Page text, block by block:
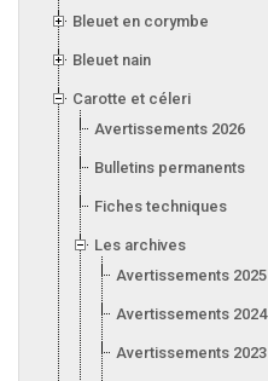
Bleuet en corymbe
Bleuet nain
Carotte et céleri
Avertissements 2026
Bulletins permanents
Fiches techniques
Les archives
Avertissements 2025
Avertissements 2024
Avertissements 2023